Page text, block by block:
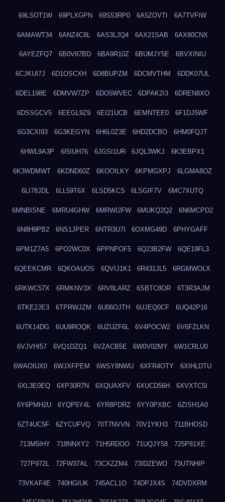
69LSOT1W 69PLXGPN 69S53RP0 6A5ZOVTI 6A7TVFIW
6AMAWT34 6ANZ4C8L 6AS3LJQ4 6AX21SAB 6AX80CNX
6AYEZFQ7 6B0V87BD 6BA9R10Z 6BUMJY5E 6BVXINIU
6CJKUI7J 6D1OSCXH 6D8BUPZM 6DCMVTHM 6DDK07UL
6DEL198E 6DMVW7ZP 6DO5WVEC 6DPAK2I3 6DREN8XO
6DSSGCV5 6EEGL9Z9 6EI21UCB 6EMNTEE0 6F1DJ5WF
6G3CXI93 6G3KEGYN 6H6L0Z3E 6HD2DCBO 6HM0FQJT
6HWL9A3P 6I5IUH76 6JGSI1UR 6JQL3WKJ 6K3EBPX1
6K3WDMWT 6KDND60Z 6KOOILKY 6KPMGXPJ 6LGMA8OZ
6LI78JDL 6LL59T6X 6LSD5KCS 6LSGIF7V 6MC7XUTQ
6MNBISNE 6MRU4GHW 6MRWI2FW 6MUKQ2Q2 6N6MCPD2
6N8H9PB2 6NS1JPER 6NTR3U7I 6OXMG49D 6PHYGAFF
6PM1Z7A5 6PO2WC0X 6PPNPOF5 6Q23B2FW 6QE19FL3
6QEEKCMR 6QKOAUOS 6QVIJ1K1 6R431JL5 6RGMWOLX
6RKWC57X 6RMKNV3X 6RV8LARZ 6SBTC8OR 6T3R3AJM
6TKE2JE3 6TPRWJZM 6U06OJTH 6UJEQ0CF 6UQ42P16
6UTK14DG 6UU9ROQK 6UZUZF6L 6V4POCW2 6V6FZLKN
6VJVHI57 6VQ1DZQ1 6VZACB5E 6W0V02MY 6W1CRLU0
6WAOIUX0 6WJXFPEM 6WSY8NWU 6XFR4OTY 6XIHLDTU
6XL3E0EQ 6XP30R7N 6XQUAXFV 6XUCD56H 6XVXTC5I
6Y6PMH2U 6YQP5Y4L 6YR8PDRZ 6YY0PXBC 6ZISH1A0
6ZT4UC5F 6ZYCUFVQ 70T7NVVN 70V1YKH3 711BHOSD
713M5IHY 718NNXY2 71H5RDOO 71UQJY58 725P81XE
727P972L 72FW37AL 73CXZZM4 73IDZEWO 73UTNHIP
73VKAF4E 740HGIUK 745ACL1O 74DPJX4S 74DVDXRM